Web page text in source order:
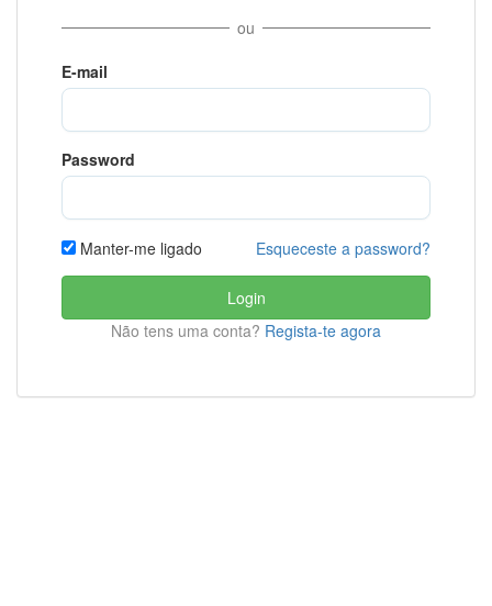
ou
E-mail
Password
Manter-me ligado Esqueceste a password?
Login
Não tens uma conta? Regista-te agora